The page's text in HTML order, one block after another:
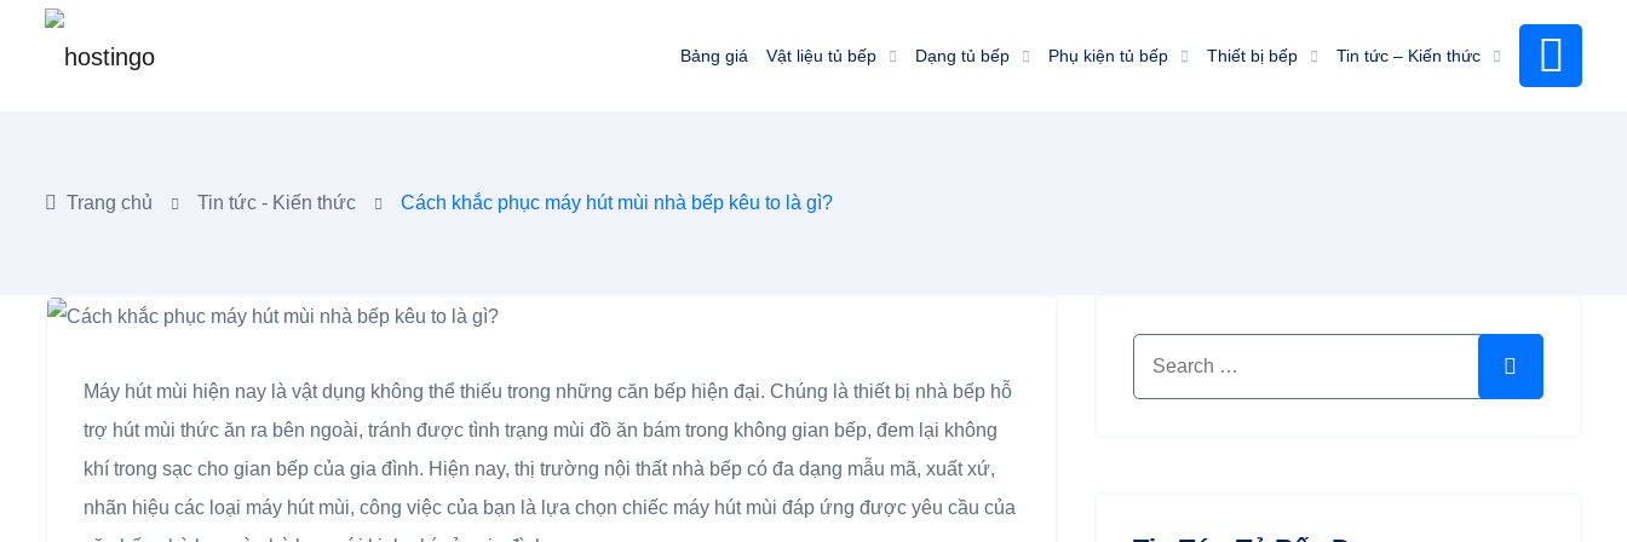
Bảng giá Vật liệu tủ bếp Dạng tủ bếp Phụ kiện tủ bếp Thiết bị bếp Tin tức – Kiến thức
Trang chủ Tin tức - Kiến thức Cách khắc phục máy hút mùi nhà bếp kêu to là gì?
Máy hút mùi hiện nay là vật dụng không thể thiếu trong những căn bếp hiện đại. Chúng là thiết bị nhà bếp hỗ
trợ hút mùi thức ăn ra bên ngoài, tránh được tình trạng mùi đồ ăn bám trong không gian bếp, đem lại không
khí trong sạc cho gian bếp của gia đình. Hiện nay, thị trường nội thất nhà bếp có đa dạng mẫu mã, xuất xứ,
nhãn hiệu các loại máy hút mùi, công việc của bạn là lựa chọn chiếc máy hút mùi đáp ứng được yêu cầu của